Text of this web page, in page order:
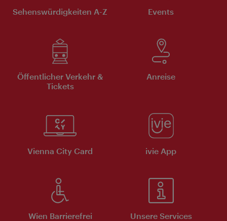
Sehenswürdigkeiten A-Z Events
Öffentlicher Verkehr &
Tickets
Anreise
Vienna City Card ivie App
Wien Barrierefrei Unsere Services